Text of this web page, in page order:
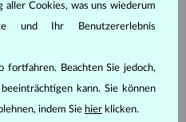
aller Cookies, was uns wiederum
und Ihr Benutzererlebnis
fortfahren. Beachten Sie jedoch,
kann. Sie können
indem Sie hier klicken.